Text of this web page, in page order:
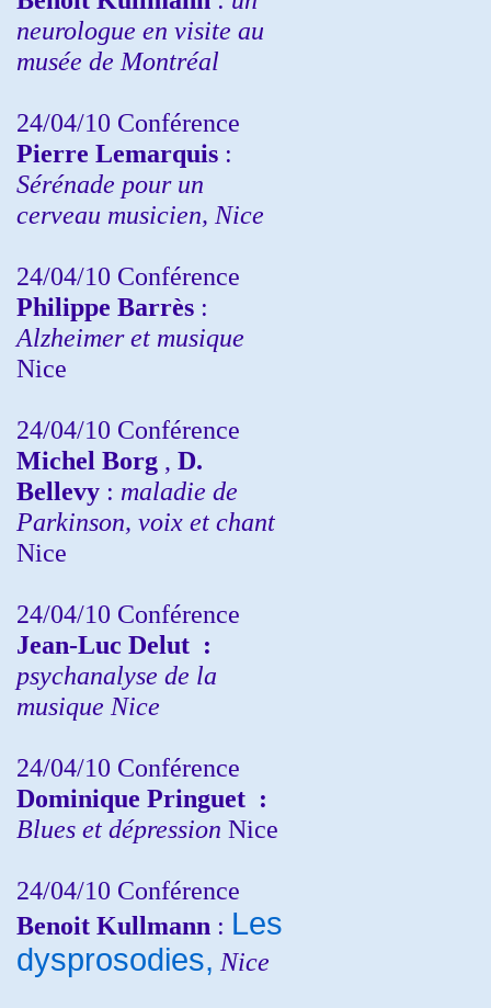
neurologue en visite au
musée de Montréal
24/04/10 Conférence
Pierre Lemarquis :
Sérénade pour un
cerveau musicien, Nice
24/04/10 Conférence
Philippe Barrès :
Alzheimer et musique
Nice
24/04/10 Conférence
Michel Borg , D.
Bellevy : maladie de
Parkinson, voix et chant
Nice
24/04/10 Conférence
Jean-Luc Delut :
psychanalyse de la
musique Nice
24/04/10 Conférence
Dominique Pringuet :
Blues et dépression Nice
24/04/10 Conférence
Benoit Kullmann : Les
dysprosodies, Nice